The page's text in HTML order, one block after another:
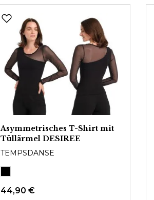
Asymmetrisches T-Shirt mit
Tüllärmel DESIREE
TEMPSDANSE
44,90 €